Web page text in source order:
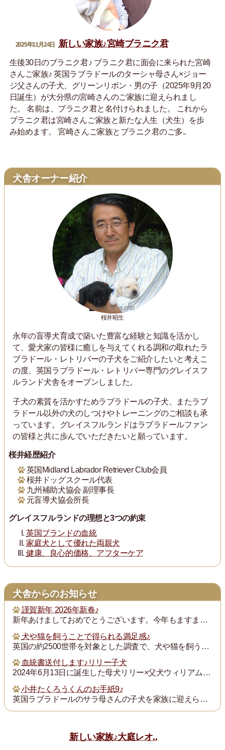
2025年11月24日 新しい家族♪宮崎ブラニク君
生後30日のブラニク君♪ ブラニク君に面会に来られた宮崎
さんご家族♪ 英国ラブラドールのターシャ母さん×ジョー
ジ父さんの子犬、グリーンリボン・男の子（2025年9月20
日誕生）が大分県の宮崎さんのご家族に迎えられまし
た。 名前は、ブラニク君と名付けられました。 これから
ブラニク君は宮崎さんご家族と新たな人生（犬生）を歩
み始めます。 宮崎さんご家族とブラニク君のご多..
犬舎オーナー紹介
桜井昭生
永年の盲導犬育成で築いた豊富な経験と知識を活かし
て、愛犬家の皆様に癒しを与えてくれる調和の取れたラ
ブラドール・レトリバーの子犬をご紹介したいと考えこ
の度、英国ラブラドール・レトリバー専門のグレイスフ
ルランド犬舎をオープンしました。
子犬の素質を活かすためラブラドールの子犬、またラブ
ラドール以外の犬のしつけやトレーニングのご相談も承
っています。グレイスフルランドはラブラドールファン
の皆様と共に歩んでいただきたいと願っています。
桜井経歴紹介
英国Midland Labrador Retriever Club会員
桜井ドッグスクール代表
九州補助犬協会 副理事長
元盲導犬協会所長
グレイスフルランドの理想と3つの約束
英国ブランドの血統
家庭犬として優れた両親犬
健康、良心的価格、アフターケア
犬舎からのお知らせ
謹賀新年 2026年新春♪
新年あけましておめでとうございます。今年もますます御健勝のこととお慶び申し上げます。また昨年は格別のご厚誼にあずかり、厚く御礼申し上げます。
犬や猫を飼うことで得られる満足感♪
英国の約2500世帯を対象とした調査で、犬や猫を飼うことで得られる満足度は、年収が7万ポンド（約1300万円）増えるのと同じとされたそうです。犬猫を飼っている人...
血統書送付します♪リリー子犬
2024年6月13日に誕生した母犬リリー×父犬ウィリアム子犬のの血統書を飼い主の皆様にお送りいたします。
小井たくろうくんのお手紙9♪
英国ラブラドールのサラ母さんの子犬を家族に迎えられた三重県の小井様は、子犬を「たくろう」と名付け楽しく暮らしておられます。このたび小井様からお写真とお手紙をいた...
新しい家族♪大庭レオ..